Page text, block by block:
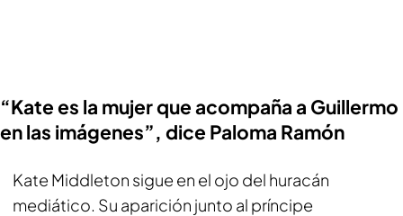
“Kate es la mujer que acompaña a Guillermo
en las imágenes”, dice Paloma Ramón
Kate Middleton sigue en el ojo del huracán
mediático. Su aparición junto al príncipe